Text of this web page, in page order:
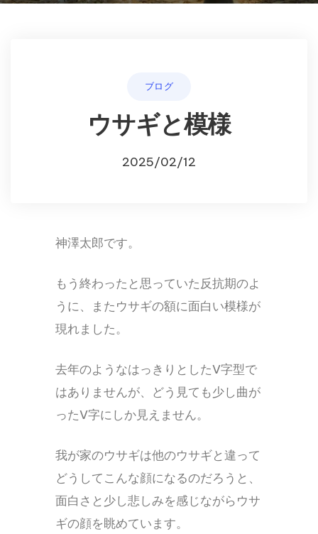
ブログ
ウサギと模様
2025/02/12
神澤太郎です。
もう終わったと思っていた反抗期のよ
うに、またウサギの額に面白い模様が
現れました。
去年のようなはっきりとしたV字型で
はありませんが、どう見ても少し曲が
ったV字にしか見えません。
我が家のウサギは他のウサギと違って
どうしてこんな顔になるのだろうと、
面白さと少し悲しみを感じながらウサ
ギの顔を眺めています。